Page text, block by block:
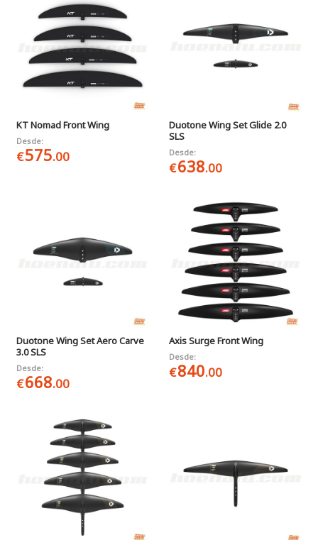
KT Nomad Front Wing
Desde:
€575.00
Duotone Wing Set Glide 2.0
SLS
Desde:
€638.00
Duotone Wing Set Aero Carve
3.0 SLS
Desde:
€668.00
Axis Surge Front Wing
Desde:
€840.00